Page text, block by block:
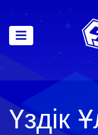
Үздік